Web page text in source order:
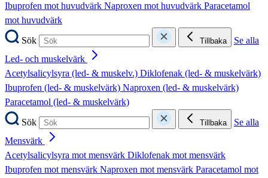
Ibuprofen mot huvudvärk Naproxen mot huvudvärk Paracetamol
mot huvudvärk
Sök
Tillbaka
Se alla
Led- och muskelvärk
Acetylsalicylsyra (led- & muskelv.) Diklofenak (led- & muskelvärk)
Ibuprofen (led- & muskelvärk) Naproxen (led- & muskelvärk)
Paracetamol (led- & muskelvärk)
Sök
Tillbaka
Se alla
Mensvärk
Acetylsalicylsyra mot mensvärk Diklofenak mot mensvärk
Ibuprofen mot mensvärk Naproxen mot mensvärk Paracetamol mot